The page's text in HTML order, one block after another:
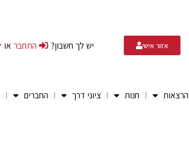
אזור אישי יש לך חשבון? התחבר או
הרצאות חנות ציוני דרך החברים